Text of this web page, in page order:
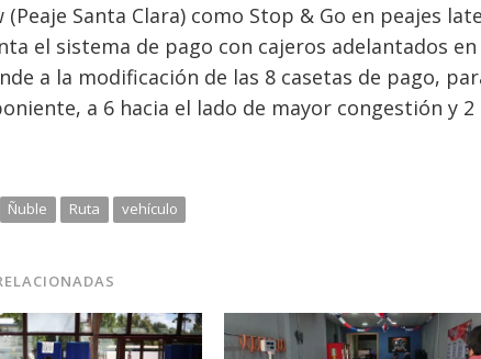
(Peaje Santa Clara) como Stop & Go en peajes
el sistema de pago con cajeros adelantados
a la modificación de las 8 casetas de pago,
a 6 hacia el lado de mayor congestión y
Ñuble Ruta vehículo